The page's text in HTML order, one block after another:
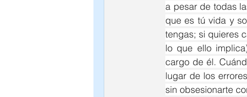
a pesar de todas
que es tú vida y
tengas; si quieres
lo que ello
cargo de él.
lugar de los
sin obsesionarte